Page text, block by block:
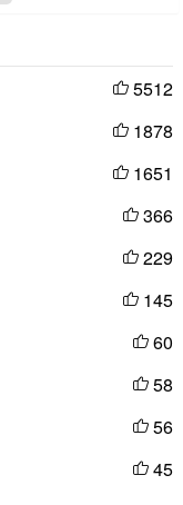
 5512
 1878
 1651
 366
 229
 145
 60
 58
 56
 45